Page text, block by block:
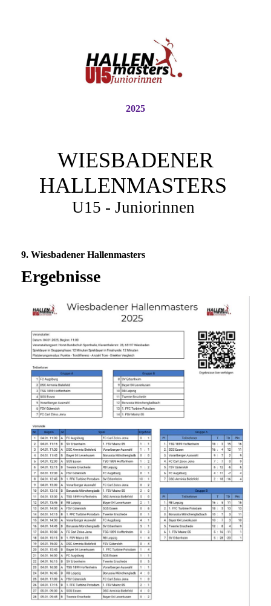
2025
WIESBADENER
HALLENMASTERS
U15 - Juniorinnen
9. Wiesbadener Hallenmasters
Ergebnisse